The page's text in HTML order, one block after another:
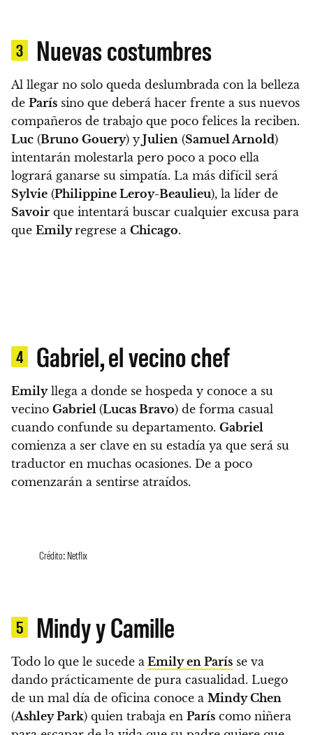
3 Nuevas costumbres
Al llegar no solo queda deslumbrada con la belleza
de París sino que deberá hacer frente a sus nuevos
compañeros de trabajo que poco felices la reciben.
Luc (Bruno Gouery) y Julien (Samuel Arnold)
intentarán molestarla pero poco a poco ella
logrará ganarse su simpatía. La más difícil será
Sylvie (Philippine Leroy-Beaulieu), la líder de
Savoir que intentará buscar cualquier excusa para
que Emilyregrese a Chicago.
4 Gabriel, el vecino chef
Emilyllega a donde se hospeda y conoce a su
vecino Gabriel (Lucas Bravo) de forma casual
cuando confunde su departamento. Gabriel
comienza a ser clave en su estadía ya que será su
traductor en muchas ocasiones. De a poco
comenzarán a sentirse atraídos.
Crédito: Netflix
5 Mindy y Camille
Todo lo que le sucede a Emily en París se va
dando prácticamente de pura casualidad. Luego
de un mal día de oficina conoce a Mindy Chen
(Ashley Park) quien trabaja en París como niñera